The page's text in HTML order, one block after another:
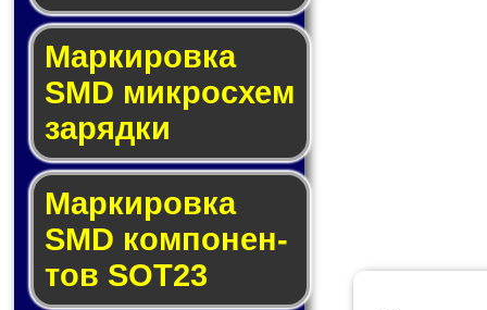
Маркировка
SMD мик­рос­хем
за­ряд­ки
Маркировка
SMD ком­по­нен­
тов SOT23